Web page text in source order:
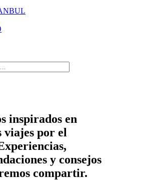
inspirados en
viajes por el
y consejos
compartir.